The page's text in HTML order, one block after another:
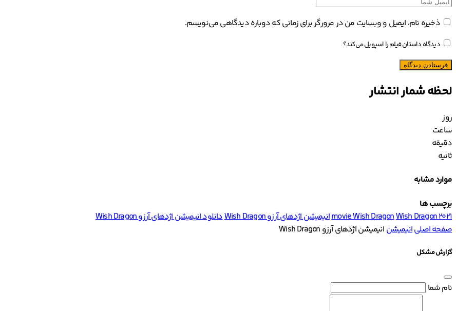
ذخیره نام، ایمیل و وبسایت من در مرورگر برای زمانی که دوباره دیدگاهی می‌نویسم.
دیدگاه داستان فیلم را اسپویل می‌کند؟
لحظه شمار انتشار
روز
ساعت
دقیقه
ثانیه
موارد مشابه
برچسب ها
movie Wish DragonWish Dragon 2021 انیمیشن اژدهای آرزو Wish Dragon
دانلود انیمیشن اژدهای آرزو Wish Dragon
صفحه اصلیانیمیشن انیمیشن اژدهای آرزو Wish Dragon
گزارش مشکل
نام شما